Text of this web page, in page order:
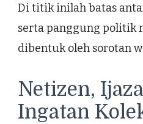
Di titik inilah batas
serta panggung politik
dibentuk oleh sorotan
Netizen,
Ingatan